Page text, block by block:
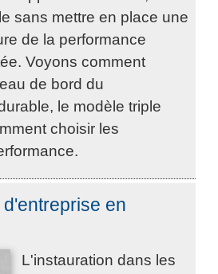
sans mettre en place une
de la performance
Voyons comment
de bord du
le modèle triple
choisir les
en
L'instauration dans les